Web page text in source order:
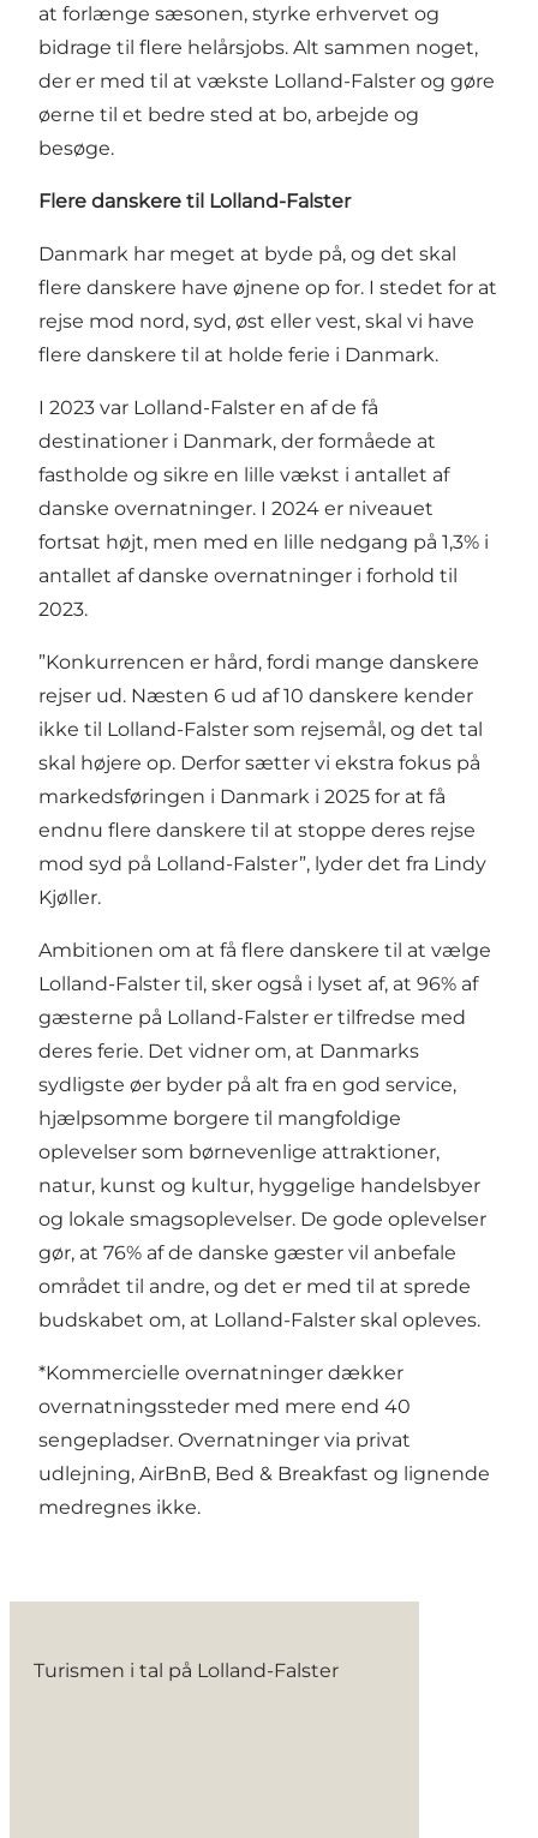
at forlænge sæsonen, styrke erhvervet og
bidrage til flere helårsjobs. Alt sammen noget,
der er med til at vækste Lolland-Falster og gøre
øerne til et bedre sted at bo, arbejde og
besøge.
Flere danskere til Lolland-Falster
Danmark har meget at byde på, og det skal
flere danskere have øjnene op for. I stedet for at
rejse mod nord, syd, øst eller vest, skal vi have
flere danskere til at holde ferie i Danmark.
I 2023 var Lolland-Falster en af de få
destinationer i Danmark, der formåede at
fastholde og sikre en lille vækst i antallet af
danske overnatninger. I 2024 er niveauet
fortsat højt, men med en lille nedgang på 1,3% i
antallet af danske overnatninger i forhold til
2023.
”Konkurrencen er hård, fordi mange danskere
rejser ud. Næsten 6 ud af 10 danskere kender
ikke til Lolland-Falster som rejsemål, og det tal
skal højere op. Derfor sætter vi ekstra fokus på
markedsføringen i Danmark i 2025 for at få
endnu flere danskere til at stoppe deres rejse
mod syd på Lolland-Falster”, lyder det fra Lindy
Kjøller.
Ambitionen om at få flere danskere til at vælge
Lolland-Falster til, sker også i lyset af, at 96% af
gæsterne på Lolland-Falster er tilfredse med
deres ferie. Det vidner om, at Danmarks
sydligste øer byder på alt fra en god service,
hjælpsomme borgere til mangfoldige
oplevelser som børnevenlige attraktioner,
natur, kunst og kultur, hyggelige handelsbyer
og lokale smagsoplevelser. De gode oplevelser
gør, at 76% af de danske gæster vil anbefale
området til andre, og det er med til at sprede
budskabet om, at Lolland-Falster skal opleves.
*Kommercielle overnatninger dækker
overnatningssteder med mere end 40
sengepladser. Overnatninger via privat
udlejning, AirBnB, Bed & Breakfast og lignende
medregnes ikke.
Turismen i tal på Lolland-Falster